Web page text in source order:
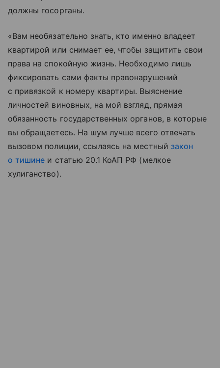
должны госорганы.
«Вам необязательно знать, кто именно владеет
квартирой или снимает ее, чтобы защитить свои
права на спокойную жизнь. Необходимо лишь
фиксировать сами факты правонарушений
с привязкой к номеру квартиры. Выяснение
личностей виновных, на мой взгляд, прямая
обязанность государственных органов, в которые
вы обращаетесь. На шум лучше всего отвечать
вызовом полиции, ссылаясь на местный закон
о тишине и статью 20.1 КоАП РФ (мелкое
хулиганство).